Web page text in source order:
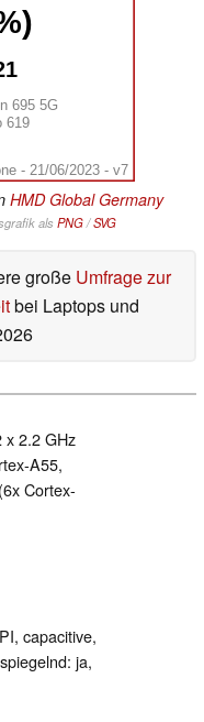
695 5G
619
- 21/06/2023 - v7
HMD Global Germany
als PNG/SVG
große Umfrage zur
bei Laptops und
x 2.2 GHz
A55,
Cortex-
capacitive,
ja,